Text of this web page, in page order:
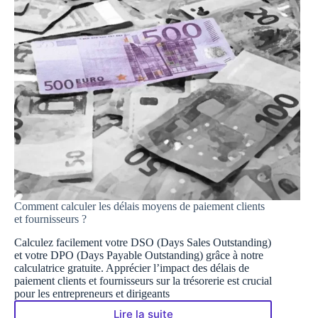
Comment calculer les délais moyens de paiement clients
et fournisseurs ?
Calculez facilement votre DSO (Days Sales Outstanding)
et votre DPO (Days Payable Outstanding) grâce à notre
calculatrice gratuite. Apprécier l’impact des délais de
paiement clients et fournisseurs sur la trésorerie est crucial
pour les entrepreneurs et dirigeants
Lire la suite